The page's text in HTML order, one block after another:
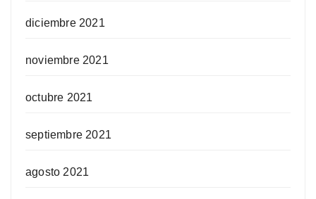
diciembre 2021
noviembre 2021
octubre 2021
septiembre 2021
agosto 2021